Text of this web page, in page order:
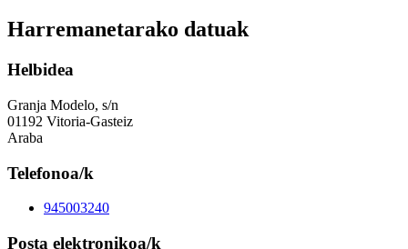
Harremanetarako datuak
Helbidea
Granja Modelo, s/n
01192 Vitoria-Gasteiz
Araba
Telefonoa/k
945003240
Posta elektronikoa/k